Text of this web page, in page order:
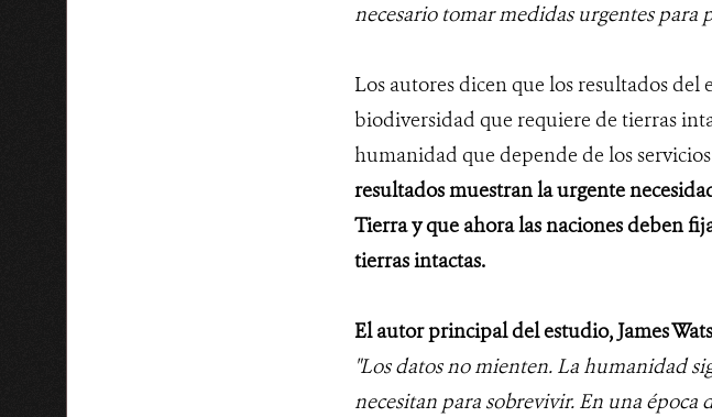
necesario tomar medidas urgentes para
Los autores dicen que los resultados
biodiversidad que requiere de tierras
humanidad que depende de los
resultados muestran la urgente
Tierra y que ahora las naciones deben
tierras intactas.
El autor principal del estudio, James
"Los datos no mienten. La humanidad
necesitan para sobrevivir. En una época